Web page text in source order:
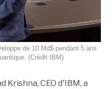
de 10 Md$ pendant 5 ans
(Crédit IBM)
Krishna, CEO d'IBM, a